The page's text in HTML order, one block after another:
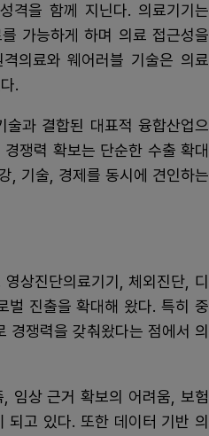
격을 함께 지닌다. 의료기기는
가능하게 하며 의료 접근성을
의료와 웨어러블 기술은 의료
.
과 결합된 대표적 융합산업으
쟁력 확보는 단순한 수출 확대
, 기술, 경제를 동시에 견인하는
상진단의료기기, 체외진단, 디
벌 진출을 확대해 왔다. 특히 중
경쟁력을 갖춰왔다는 점에서 의
임상 근거 확보의 어려움, 보험
고 있다. 또한 데이터 기반 의